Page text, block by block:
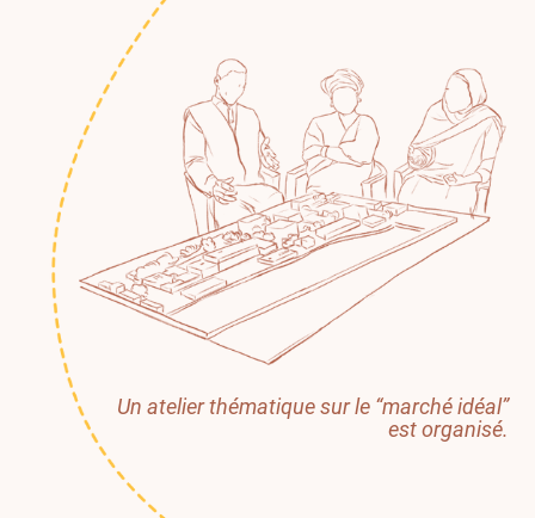
Un atelier thématique sur le “marché idéal”
est organisé.